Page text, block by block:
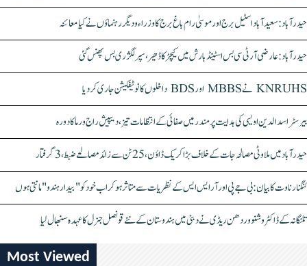
حیدرآباد: سعیدآباد اسٹیل برج اور موسیٰ رام باغ برج کا وزراء و دیگر رہنماؤں نے کیا معائنہ
حیدرآباد: عارضی آر ٹی سی بس اسٹینڈ بارش میں کیچڑ کا ڈھیر، سپر لگژری بس پھنس گئی
KNRUHS نے MBBS اور BDS داخلوں کا نوٹیفکیشن جاری کر دیا
بیرسٹر اسدالدین اویسی کی ہدایت پر مندر میں صفائی کے انتظامات تیز، دیپیش راج ورما کا دورہ
حیدرآباد میں ملاوٹی مصالحہ جات کے خلاف بڑا کریک ڈاؤن، 25 ٹن سے زائد مصالحے ضبط، 3 گرفتار
کنگنا رناوت کا بیان: بی جے پی اور آر ایس ایس کے نظریات سے متاثر ہو کر اب خود کو "بیدار ہندو" مانتی ہوں
تلنگانہ کے ڈاکٹر وشنو وردھن ریڈی نے دبئی میں ہندوستان کے نئے قونصل جنرل کا عہدہ سنبھال لیا
Most Viewed